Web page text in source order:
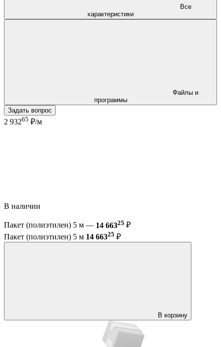
характеристики
программы
Задать вопрос
2 93265 ₽/м
В наличии
Пакет (полиэтилен) 5 м — 14 66325 ₽
Пакет (полиэтилен) 5 м 14 66325 ₽
В корзину